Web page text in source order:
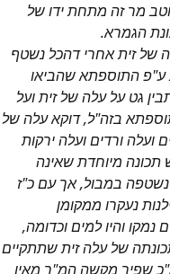
מר זה מתחת ידו של
הגמרא.
של זית אחרי דהכל נשטף
ע"פ התוספתא שהביאו
גט על עלה של זית ועל
בזה"ל, דוקא עלה של
ועלה ורדים ועלה ירקות
מיוחדת שאינה
במבול, אך עם כ"ז
נעקרו ממקומן
נמקו והיו למים וכדומה,
של עלה זית שתתקיים
שפיר מקשה המ"ר מאין